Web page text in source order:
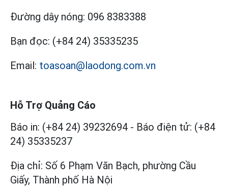
Đường dây nóng: 096 8383388
Bạn đọc: (+84 24) 35335235
Email: toasoan@laodong.com.vn
Hỗ Trợ Quảng Cáo
Báo in: (+84 24) 39232694 - Báo điện tử: (+84
24) 35335237
Địa chỉ: Số 6 Phạm Văn Bạch, phường Cầu
Giấy, Thành phố Hà Nội